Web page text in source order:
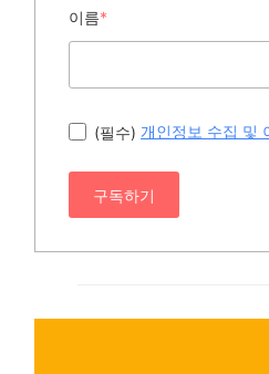
이름*
(필수) 개인정보 수집 및
구독하기